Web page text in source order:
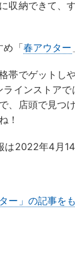
収納できて、
め「春アウター
帯でゲットし
インストアで
、店頭で見つ
！
は2022年4月14
ー」の記事を